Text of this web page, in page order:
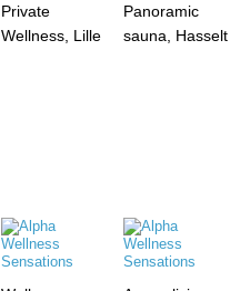
Private
Wellness, Lille
Panoramic
sauna, Hasselt